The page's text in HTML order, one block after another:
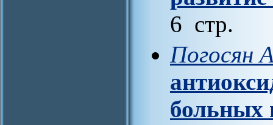
6 стр.
Погосян
больных